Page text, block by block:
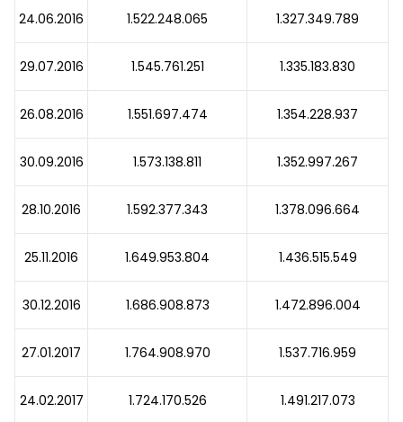
24.06.2016 1.522.248.065 1.327.349.789
29.07.2016 1.545.761.251 1.335.183.830
26.08.2016 1.551.697.474 1.354.228.937
30.09.2016 1.573.138.811 1.352.997.267
28.10.2016 1.592.377.343 1.378.096.664
25.11.2016 1.649.953.804 1.436.515.549
30.12.2016 1.686.908.873 1.472.896.004
27.01.2017 1.764.908.970 1.537.716.959
24.02.2017 1.724.170.526 1.491.217.073